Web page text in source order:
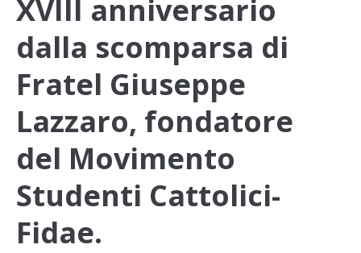
XVIII anniversario
dalla scomparsa di
Fratel Giuseppe
Lazzaro, fondatore
del Movimento
Studenti Cattolici-
Fidae.